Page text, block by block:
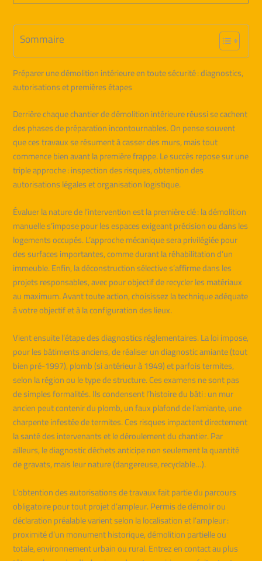
Sommaire
Préparer une démolition intérieure en toute sécurité : diagnostics,
autorisations et premières étapes
Derrière chaque chantier de démolition intérieure réussi se cachent
des phases de préparation incontournables. On pense souvent
que ces travaux se résument à casser des murs, mais tout
commence bien avant la première frappe. Le succès repose sur une
triple approche : inspection des risques, obtention des
autorisations légales et organisation logistique.
Évaluer la nature de l’intervention est la première clé : la démolition
manuelle s’impose pour les espaces exigeant précision ou dans les
logements occupés. L’approche mécanique sera privilégiée pour
des surfaces importantes, comme durant la réhabilitation d’un
immeuble. Enfin, la déconstruction sélective s’affirme dans les
projets responsables, avec pour objectif de recycler les matériaux
au maximum. Avant toute action, choisissez la technique adéquate
à votre objectif et à la configuration des lieux.
Vient ensuite l’étape des diagnostics réglementaires. La loi impose,
pour les bâtiments anciens, de réaliser un diagnostic amiante (tout
bien pré-1997), plomb (si antérieur à 1949) et parfois termites,
selon la région ou le type de structure. Ces examens ne sont pas
de simples formalités. Ils condensent l’histoire du bâti : un mur
ancien peut contenir du plomb, un faux plafond de l’amiante, une
charpente infestée de termites. Ces risques impactent directement
la santé des intervenants et le déroulement du chantier. Par
ailleurs, le diagnostic déchets anticipe non seulement la quantité
de gravats, mais leur nature (dangereuse, recyclable…).
L’obtention des autorisations de travaux fait partie du parcours
obligatoire pour tout projet d’ampleur. Permis de démolir ou
déclaration préalable varient selon la localisation et l’ampleur :
proximité d’un monument historique, démolition partielle ou
totale, environnement urbain ou rural. Entrez en contact au plus